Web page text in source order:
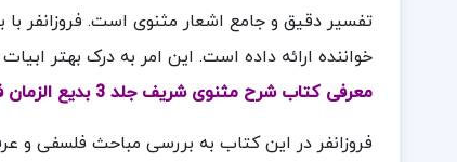
تفسیر دقیق و جامع اشعار مثنوی است. فروزانفر
خواننده ارائه داده است. این امر به درک بهتر
معرفی کتاب شرح مثنوی شریف جلد 3 بدیع الزمان فروزانفر
فروزانفر در این کتاب به بررسی مباحث فلسفی و